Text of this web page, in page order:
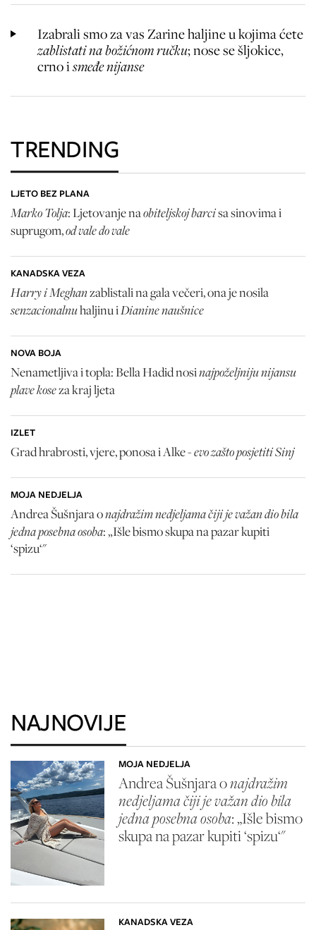
Izabrali smo za vas Zarine haljine u kojima ćete
zablistati na božićnom ručku; nose se šljokice,
crno ismeđe nijanse
TRENDING
LJETO BEZ PLANA
Marko Tolja: Ljetovanje naobiteljskoj barcisa sinovima i
suprugom,od vale do vale
KANADSKA VEZA
Harry i Meghanzablistali na gala večeri, ona je nosila
senzacionalnuhaljinu iDianine naušnice
NOVA BOJA
Nenametljiva i topla: Bella Hadid nosinajpoželjniju nijansu
plave koseza kraj ljeta
IZLET
Grad hrabrosti, vjere, ponosa i Alke -evo zašto posjetiti Sinj
MOJA NEDJELJA
Andrea Šušnjara onajdražim nedjeljama čiji je važan dio bila
jedna posebna osoba: „Išle bismo skupa na pazar kupiti
‘spizu‘"
NAJNOVIJE
MOJA NEDJELJA
Andrea Šušnjara onajdražim
nedjeljama čiji je važan dio bila
jedna posebna osoba: „Išle bismo
skupa na pazar kupiti ‘spizu‘"
KANADSKA VEZA